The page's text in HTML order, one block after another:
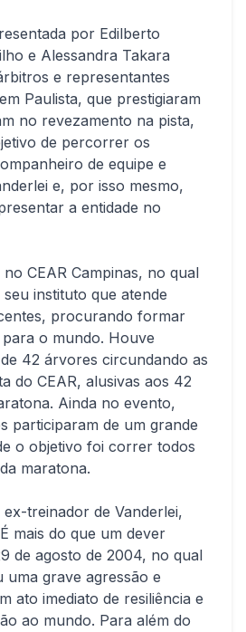
por Edilberto
e Alessandra Takara
e representantes
Paulista, que prestigiaram
no revezamento na pista,
de percorrer os
de equipe e
e, por isso mesmo,
a entidade no
CEAR Campinas, no qual
instituto que atende
procurando formar
o mundo. Houve
42 árvores circundando as
do CEAR, alusivas aos 42
Ainda no evento,
participaram de um grande
o objetivo foi correr todos
maratona.
ex-treinador de Vanderlei,
mais do que um dever
de agosto de 2004, no qual
uma grave agressão e
ato imediato de resiliência e
ao mundo. Para além do